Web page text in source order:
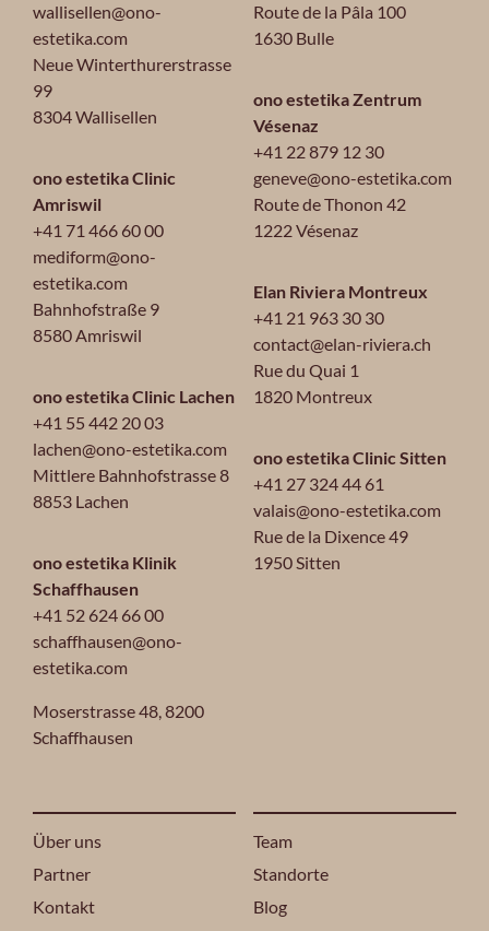
wallisellen@ono-
estetika.com
Neue Winterthurerstrasse
99
8304 Wallisellen
ono estetika Clinic
Amriswil
+41 71 466 60 00
mediform@ono-
estetika.com
Bahnhofstraße 9
8580 Amriswil
ono estetika Clinic Lachen
+41 55 442 20 03
lachen@ono-estetika.com
Mittlere Bahnhofstrasse 8
8853 Lachen
ono estetika Klinik
Schaffhausen
+41 52 624 66 00
schaffhausen@ono-
estetika.com
Moserstrasse 48,8200
Schaffhausen
Route de la Pâla 100
1630 Bulle
ono estetika Zentrum
Vésenaz
+41 22 879 12 30
geneve@ono-estetika.com
Route de Thonon 42
1222 Vésenaz
Elan Riviera Montreux
+41 21 963 30 30
contact@elan-riviera.ch
Rue du Quai 1
1820 Montreux
ono estetika Clinic Sitten
+41 27 324 44 61
valais@ono-estetika.com
Rue de la Dixence 49
1950 Sitten
Über uns
Partner
Kontakt
Team
Standorte
Blog